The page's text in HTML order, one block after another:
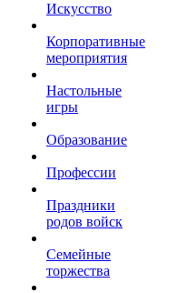
Искусство
Корпоративные
мероприятия
Настольные
игры
Образование
Профессии
Праздники
родов войск
Семейные
торжества